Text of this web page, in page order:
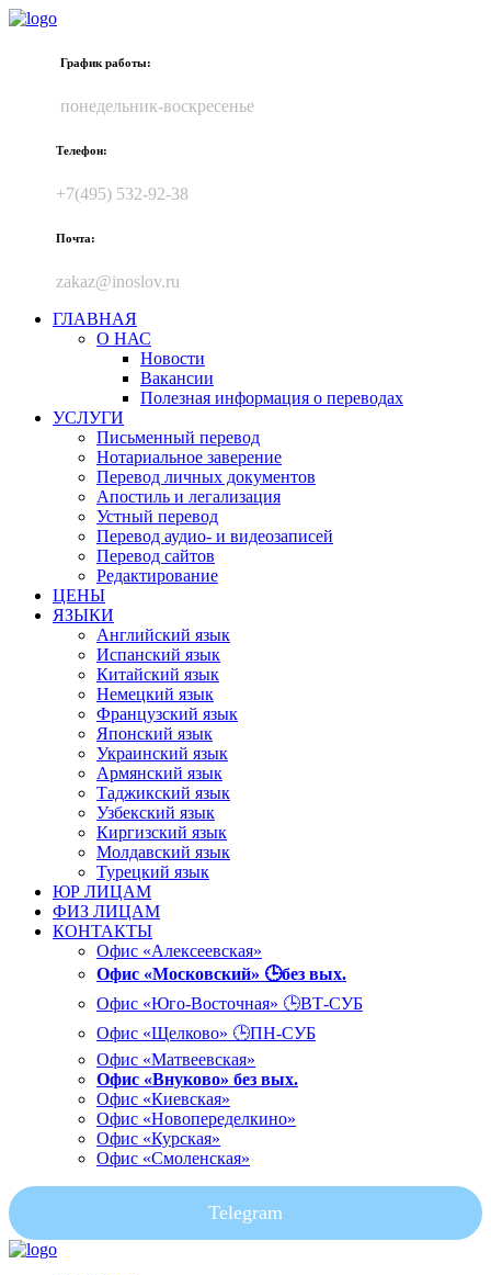
График работы:
понедельник-воскресенье
Телефон:
+7(495) 532-92-38
Почта:
zakaz@inoslov.ru
ГЛАВНАЯ
О НАС
Новости
Вакансии
Полезная информация о переводах
УСЛУГИ
Письменный перевод
Нотариальное заверение
Перевод личных документов
Апостиль и легализация
Устный перевод
Перевод аудио- и видеозаписей
Перевод сайтов
Редактирование
ЦЕНЫ
ЯЗЫКИ
Английский язык
Испанский язык
Китайский язык
Немецкий язык
Французский язык
Японский язык
Украинский язык
Армянский язык
Таджикский язык
Узбекский язык
Киргизский язык
Молдавский язык
Турецкий язык
ЮР ЛИЦАМ
ФИЗ ЛИЦАМ
КОНТАКТЫ
Офис «Алексеевская»
Офис «Московский» 🕒без вых.
Офис «Юго-Восточная» 🕒ВТ-СУБ
Офис «Щелково» 🕒ПН-СУБ
Офис «Матвеевская»
Офис «Внуково» без вых.
Офис «Киевская»
Офис «Новопеределкино»
Офис «Курская»
Офис «Смоленская»
Telegram